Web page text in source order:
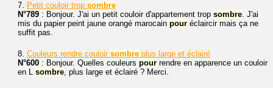
7. Petit couloir trop sombre
N°789 : Bonjour. J'ai un petit couloir d'appartement trop sombre. J'ai
mis du papier peint jaune orangé marocain pour éclaircir mais ça ne
suffit pas.
8. Couleurs rendre couloir sombre plus large et éclairé
N°600 : Bonjour. Quelles couleurs pour rendre en apparence un couloir
en L sombre, plus large et éclairé ? Merci.